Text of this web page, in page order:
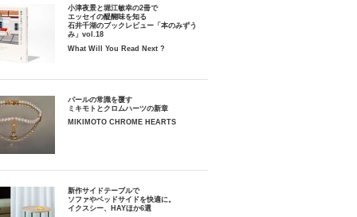
小津夜景と堀江敏幸の2冊で
エッセイの醍醐味を知る
石井千湖のブックレビュー「本のみずう
み」vol.18
What Will You Read Next ?
パールの常識を覆す
ミキモトとクロムハーツの新章
MIKIMOTO CHROME HEARTS
新作サイドテーブルで
ソファやベッドサイドを快適に。
イクスシー、HAYほか6選